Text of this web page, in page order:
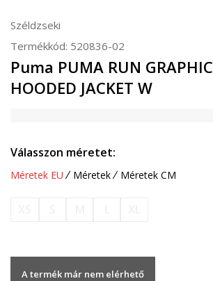
Széldzseki
Termékkód: 520836-02
Puma PUMA RUN GRAPHIC
HOODED JACKET W
Válasszon méretet:
Méretek EU Méretek Méretek CM
A termék már nem elérhető